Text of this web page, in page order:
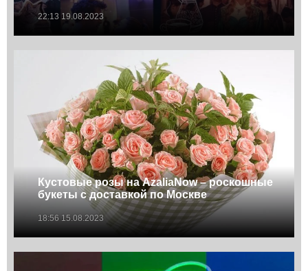
22:13 19.08.2023
Кустовые розы на AzaliaNow – роскошные
букеты с доставкой по Москве
18:56 15.08.2023